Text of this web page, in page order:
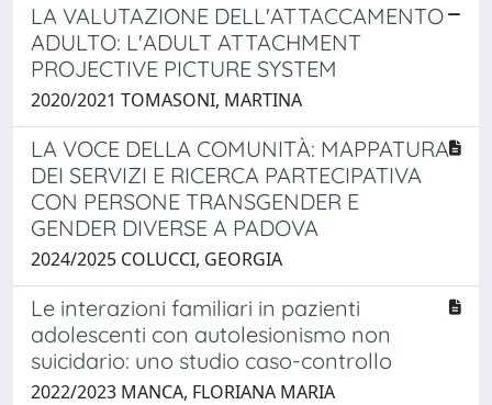
LA VALUTAZIONE DELL'ATTACCAMENTO
ADULTO: L'ADULT ATTACHMENT
PROJECTIVE PICTURE SYSTEM
2020/2021 TOMASONI, MARTINA
LA VOCE DELLA COMUNITÀ: MAPPATURA
DEI SERVIZI E RICERCA PARTECIPATIVA
CON PERSONE TRANSGENDER E
GENDER DIVERSE A PADOVA
2024/2025 COLUCCI, GEORGIA
Le interazioni familiari in pazienti
adolescenti con autolesionismo non
suicidario: uno studio caso-controllo
2022/2023 MANCA, FLORIANA MARIA